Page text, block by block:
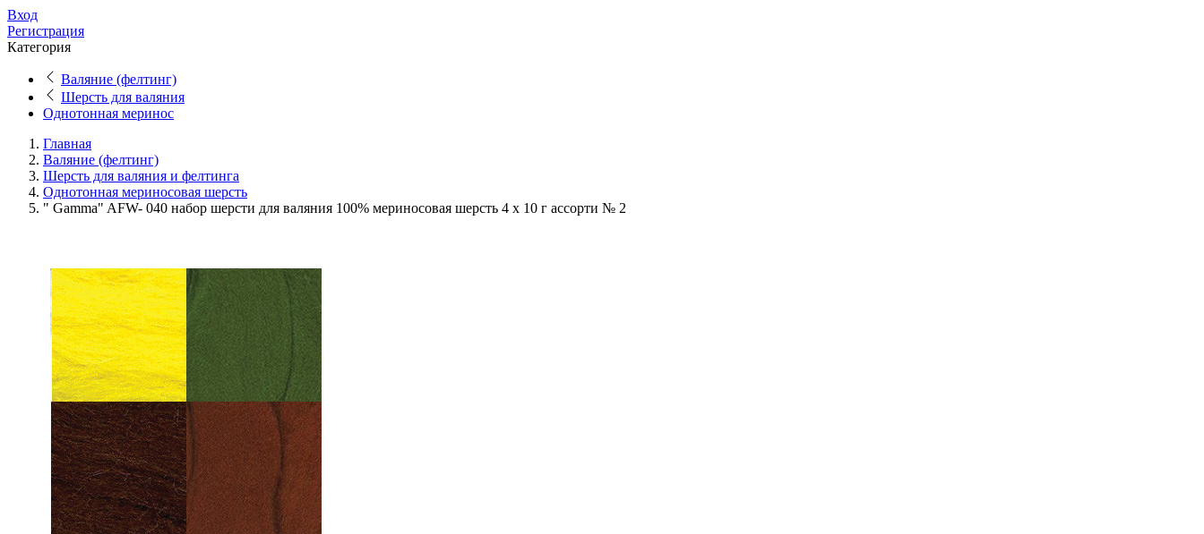
Вход
Регистрация
Категория
Валяние (фелтинг)
Шерсть для валяния
Однотонная меринос
Главная
Валяние (фелтинг)
Шерсть для валяния и фелтинга
Однотонная мериносовая шерсть
" Gamma" AFW- 040 набор шерсти для валяния 100% мериносовая шерсть 4 х 10 г ассорти № 2